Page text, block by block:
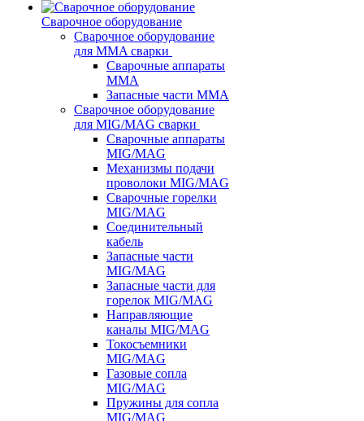
Сварочное оборудование
Сварочное оборудование
для MMA сварки
Сварочные аппараты
MMA
Запасные части MMA
Сварочное оборудование
для MIG/MAG сварки
Сварочные аппараты
MIG/MAG
Механизмы подачи
проволоки MIG/MAG
Сварочные горелки
MIG/MAG
Соединительный
кабель
Запасные части
MIG/MAG
Запасные части для
горелок MIG/MAG
Направляющие
каналы MIG/MAG
Токосъемники
MIG/MAG
Газовые сопла
MIG/MAG
Пружины для сопла
MIG/MAG